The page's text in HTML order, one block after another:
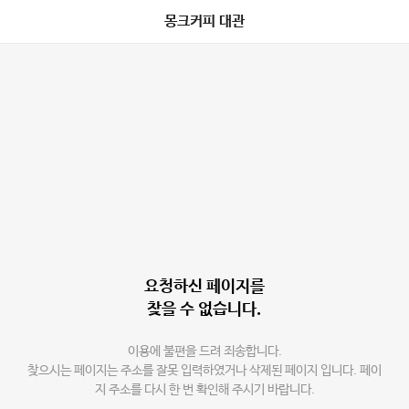
몽크커피 대관
요청하신 페이지를
찾을 수 없습니다.
이용에 불편을 드려 죄송합니다.
찾으시는 페이지는 주소를 잘못 입력하였거나 삭제된 페이지 입니다. 페이
지 주소를 다시 한 번 확인해 주시기 바랍니다.